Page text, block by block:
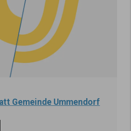
Gemeinde Ummendorf